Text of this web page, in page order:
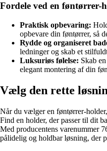
Fordele ved en føntørrer-
Praktisk opbevaring:
opbevare din føntørrer, så
Rydde og organiseret
ledninger og skab et
Luksuriøs følelse: Skab
elegant montering af din
Vælg den rette
Når du vælger en føntørrer-
Find en holder, der passer til dit
Med producentens varenummer
pålidelig og holdbar løsning, der